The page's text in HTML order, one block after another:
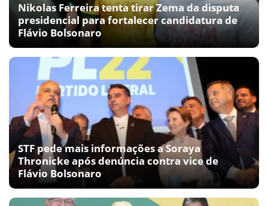
Nikolas Ferreira tenta tirar Zema da disputa
presidencial para fortalecer candidatura de
Flávio Bolsonaro
STF pede mais informações a Soraya
Thronicke após denúncia contra vice de
Flávio Bolsonaro